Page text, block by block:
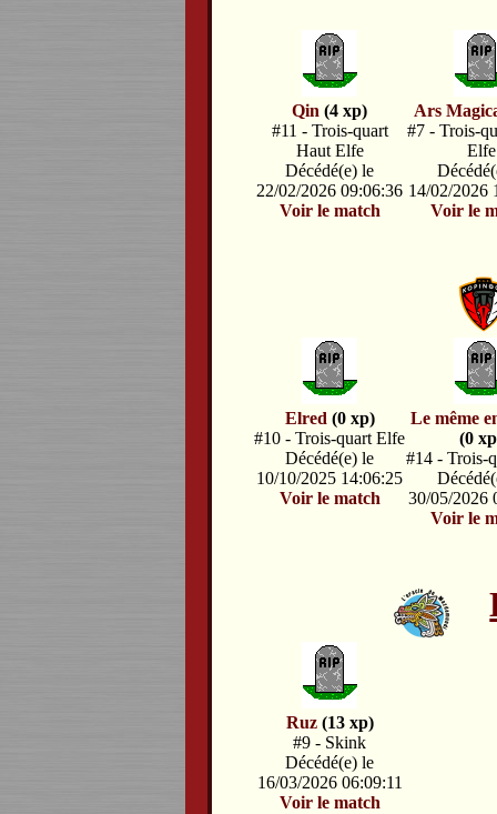
Qin (4 xp)
#11 - Trois-quart
Haut Elfe
Décédé(e) le
22/02/2026 09:06:36
Voir le match
Ars
#7 - Trois-
Elfe
14/02/2026
Voir le
Elred (0 xp)
#10 - Trois-quart Elfe
Décédé(e) le
10/10/2025 14:06:25
Voir le match
Le même
(0
#14 - Trois-
30/05/2026
Voir le
Ruz(13 xp)
#9 - Skink
Décédé(e) le
16/03/2026 06:09:11
Voir le match